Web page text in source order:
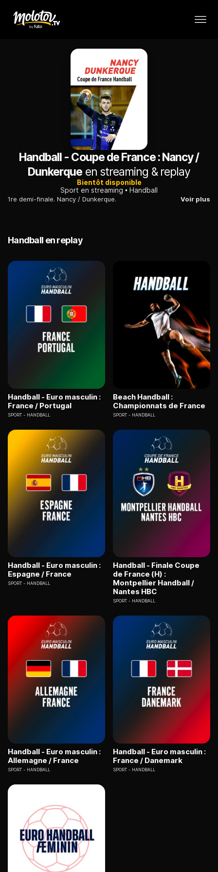
Handball - Coupe de France : Nancy /
Dunkerque en streaming & replay
Bientôt disponible
Sport en streaming
Handball
1re demi-finale. Nancy / Dunkerque. Voir plus
Handball en replay
Handball - Euro masculin :
France / Portugal
SPORT HANDBALL
Beach Handball :
Championnats de France
SPORT HANDBALL
Handball - Euro masculin :
Espagne / France
SPORT HANDBALL
Handball - Finale Coupe
de France (H) :
Montpellier Handball /
Nantes HBC
SPORT HANDBALL
Handball - Euro masculin :
Allemagne / France
SPORT HANDBALL
Handball - Euro masculin :
France / Danemark
SPORT HANDBALL